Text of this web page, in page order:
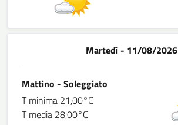
Martedì - 11/08/2026
Mattino - Soleggiato
T minima 21,00°C
T media 28,00°C